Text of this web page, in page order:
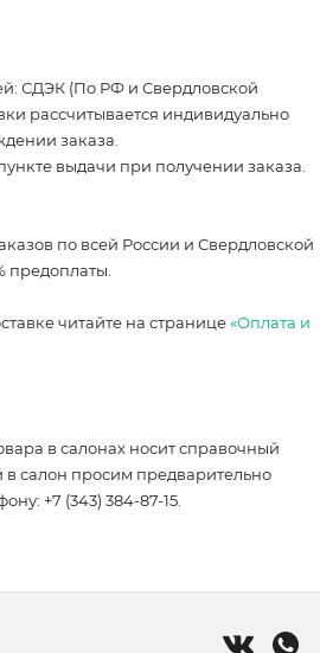
СДЭК (По РФ и Свердловской
рассчитывается индивидуально
заказа.
выдачи при получении заказа.
по всей России и Свердловской
предоплаты.
читайте на странице«Оплата и
в салонах носит справочный
в салон просим предварительно
+7 (343) 384-87-15.